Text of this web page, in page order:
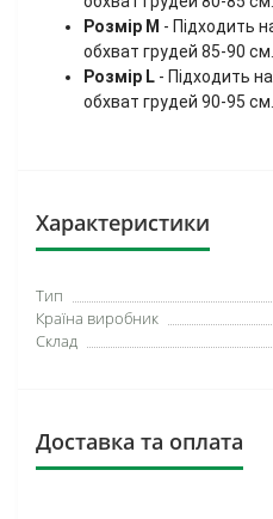
Розмір M - Підходить
обхват грудей 85-90 см.
Розмір L - Підходить
обхват грудей 90-95 см.
Характеристики
Тип
Країна виробник
Склад
Доставка та оплата